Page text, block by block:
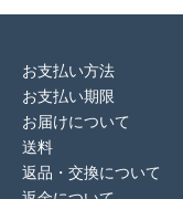
お支払い方法
お支払い期限
お届けについて
送料
返品・交換について